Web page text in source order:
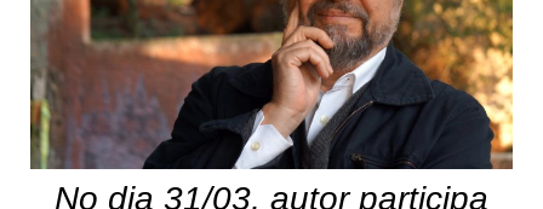
No dia 31/03, autor participa